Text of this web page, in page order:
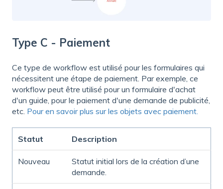
Type C - Paiement
Ce type de workflow est utilisé pour les formulaires qui
nécessitent une étape de paiement. Par exemple, ce
workflow peut être utilisé pour un formulaire d'achat
d'un guide, pour le paiement d'une demande de publicité,
etc. Pour en savoir plus sur les objets avec paiement.
Statut Description
Nouveau
Statut initial lors de la création d’une
demande.